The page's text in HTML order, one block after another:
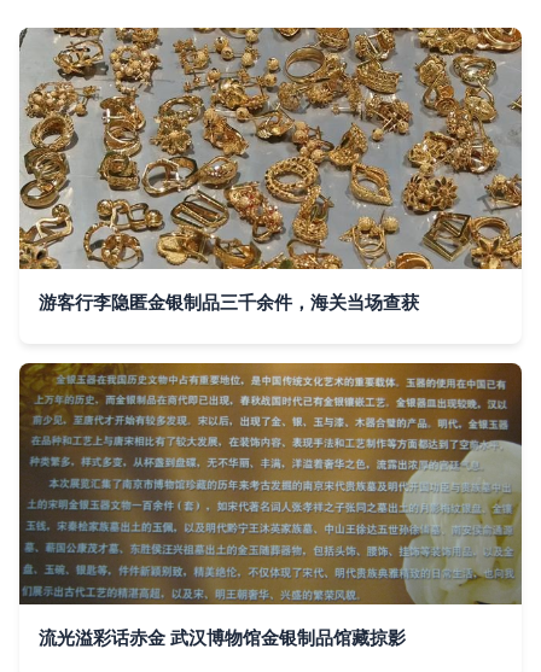
游客行李隐匿金银制品三千余件，海关当场查获
流光溢彩话赤金 武汉博物馆金银制品馆藏掠影